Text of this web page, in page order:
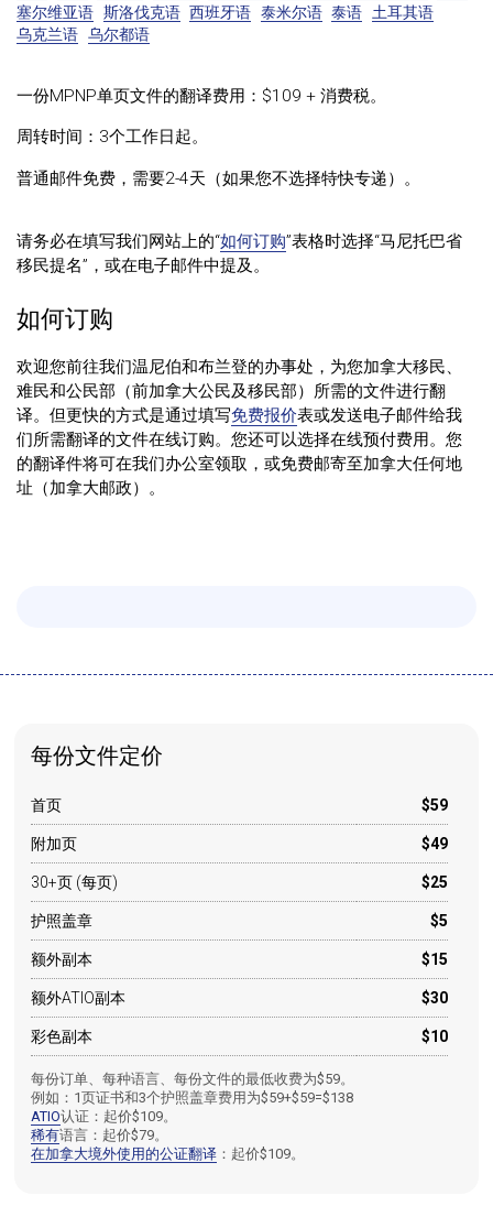
塞尔维亚语 斯洛伐克语 西班牙语 泰米尔语 泰语
土耳其语
乌克兰语 乌尔都语
一份MPNP单页文件的翻译费用：$109 + 消费税。
周转时间：3个工作日起。
普通邮件免费，需要2-4天（如果您不选择特快专递）。
请务必在填写我们网站上的“如何订购”表格时选择“马尼托巴省
移民提名”，或在电子邮件中提及。
如何订购
欢迎您前往我们温尼伯和布兰登的办事处，为您加拿大移民、
难民和公民部（前加拿大公民及移民部）所需的文件进行翻
译。但更快的方式是通过填写免费报价表或发送电子邮件给我
们所需翻译的文件在线订购。您还可以选择在线预付费用。您
的翻译件将可在我们办公室领取，或免费邮寄至加拿大任何地
址（加拿大邮政）。
每份文件定价
首页 $59
附加页 $49
30+页 (每页) $25
护照盖章 $5
额外副本 $15
额外ATIO副本 $30
彩色副本 $10
每份订单、每种语言、每份文件的最低收费为$59。
例如：1页证书和3个护照盖章费用为$59+$59=$138
ATIO认证：起价$109。
稀有语言：起价$79。
在加拿大境外使用的公证翻译 ：起价$109。